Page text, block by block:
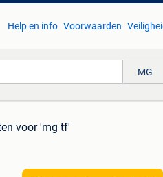
Help en info Voorwaarden
MG
voor 'mg tf'